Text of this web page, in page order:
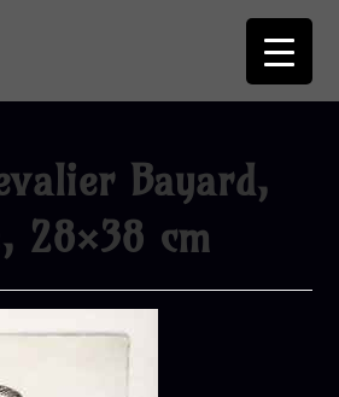
Bayard,
28×38 cm